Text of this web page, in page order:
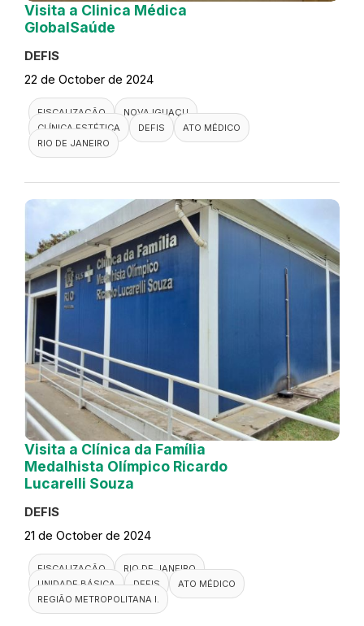
Visita a Clinica Médica
GlobalSaúde
DEFIS
22 de October de 2024
FISCALIZAÇÃO
NOVA IGUAÇU
CLÍNICA ESTÉTICA
DEFIS
ATO MÉDICO
RIO DE JANEIRO
Visita a Clínica da Família
Medalhista Olímpico Ricardo
Lucarelli Souza
DEFIS
21 de October de 2024
FISCALIZAÇÃO
RIO DE JANEIRO
UNIDADE BÁSICA
DEFIS
ATO MÉDICO
REGIÃO METROPOLITANA I.